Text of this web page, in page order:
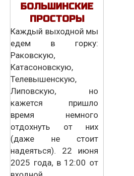
БОЛЬШИНСКИЕ
ПРОСТОРЫ
Каждый выходной мы
едем в горку:
Раковскую,
Катасоновскую,
Телевышенскую,
Липовскую, но
кажется пришло
время немного
отдохнуть от них
(даже не стоит
надеяться). 22 июня
2025 года, в 12:00 от